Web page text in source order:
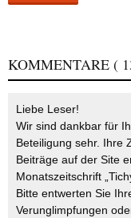
KOMMENTARE (
Liebe Leser!
Wir sind dankbar für
Beteiligung sehr. Ihre
Beiträge auf der Site
Monatszeitschrift
Bitte entwerten Sie
Verunglimpfungen